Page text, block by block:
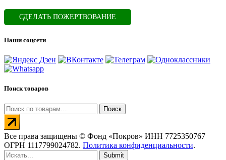
СДЕЛАТЬ ПОЖЕРТВОВАНИЕ
Наши соцсети
Поиск товаров
Искать: Поиск
Все права защищены © Фонд «Покров» ИНН 7725350767
ОГРН 1117799024782. Политика конфиденциальности.
Submit